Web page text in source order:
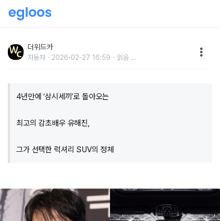
김혜수와 함께 탔던 고급 SUV의 정체는?!
더위드카
자동차 2026-02-27 16:59 읽음 ...
4년만에 ‘삼시세끼’로 돌아오는
최고의 감초배우 유해진,
그가 선택한 럭셔리 SUV의 정체